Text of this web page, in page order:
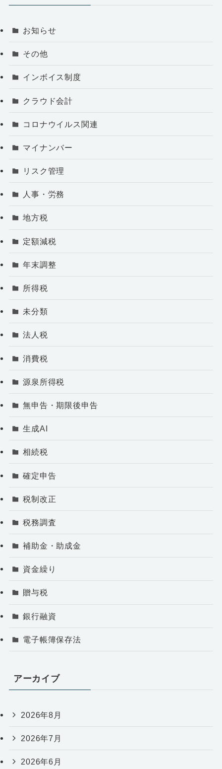
お知らせ
その他
インボイス制度
クラウド会計
コロナウイルス関連
マイナンバー
リスク管理
人事・労務
地方税
定額減税
年末調整
所得税
未分類
法人税
消費税
源泉所得税
無申告・期限後申告
生成AI
相続税
確定申告
税制改正
税務調査
補助金・助成金
資金繰り
贈与税
銀行融資
電子帳簿保存法
アーカイブ
2026年8月
2026年7月
2026年6月